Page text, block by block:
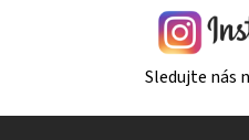
Sledujte nás